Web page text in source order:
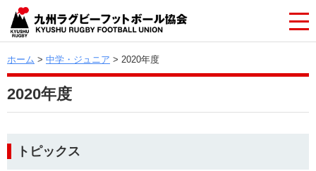
ホーム > 中学・ジュニア > 2020年度
2020年度
トピックス